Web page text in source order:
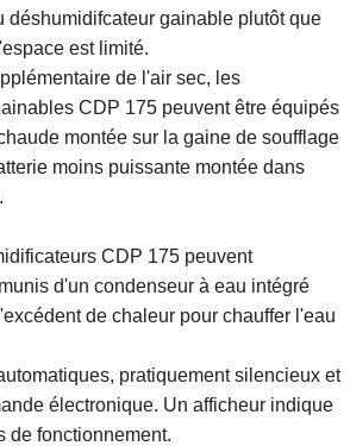
déshumidifcateur gainable plutôt que
est limité.
de l'air sec, les
CDP 175 peuvent être équipés
montée sur la gaine de soufflage
moins puissante montée dans
CDP 175 peuvent
d'un condenseur à eau intégré
de chaleur pour chauffer l'eau
pratiquement silencieux et
électronique. Un afficheur indique
de fonctionnement.